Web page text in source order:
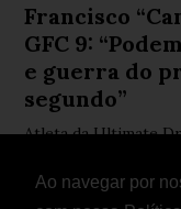
Ao navegar por
Francisco
GFC 9:
e guerra do
segundo”
Atleta da Ultimate
gala de Kempo em
a elite da modalidade